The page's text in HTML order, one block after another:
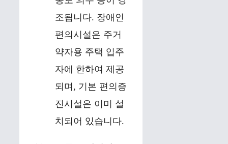
조됩니다. 장애인
편의시설은 주거
약자용 주택 입주
자에 한하여 제공
되며, 기본 편의증
진시설은 이미 설
치되어 있습니다.